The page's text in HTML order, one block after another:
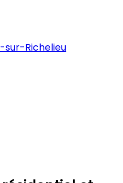
sur-Richelieu